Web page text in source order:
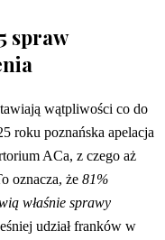
spraw
wątpliwości co do
roku poznańska apelacja
ACa, z czego aż
oznacza, że 81%
właśnie sprawy
udział franków w